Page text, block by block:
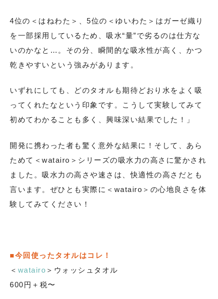
4位の＜はねわた＞、5位の＜ゆいわた＞はガーゼ織り
を一部採用しているため、吸水“量”で劣るのは仕方な
いのかなと…。その分、瞬間的な吸水性が高く、かつ
乾きやすいという強みがあります。
いずれにしても、どのタオルも期待どおり水をよく吸
ってくれたなという印象です。こうして実験してみて
初めてわかることも多く、興味深い結果でした！」
開発に携わった者も驚く意外な結果に！そして、あら
ためて＜watairo＞シリーズの吸水力の高さに驚かされ
ました。吸水力の高さや速さは、快適性の高さだとも
言います。ぜひとも実際に＜watairo＞の心地良さを体
験してみてください！
■今回使ったタオルはコレ！
＜ watairo ＞ウォッシュタオル
600円＋税〜